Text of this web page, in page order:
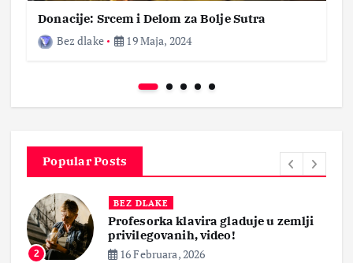
Donacije: Srcem i Delom za Bolje Sutra
Bez dlake
19 Maja, 2024
Popular Posts
2
BEZ DLAKE
Profesorka klavira gladuje u zemlji
privilegovanih, video!
16 Februara, 2026